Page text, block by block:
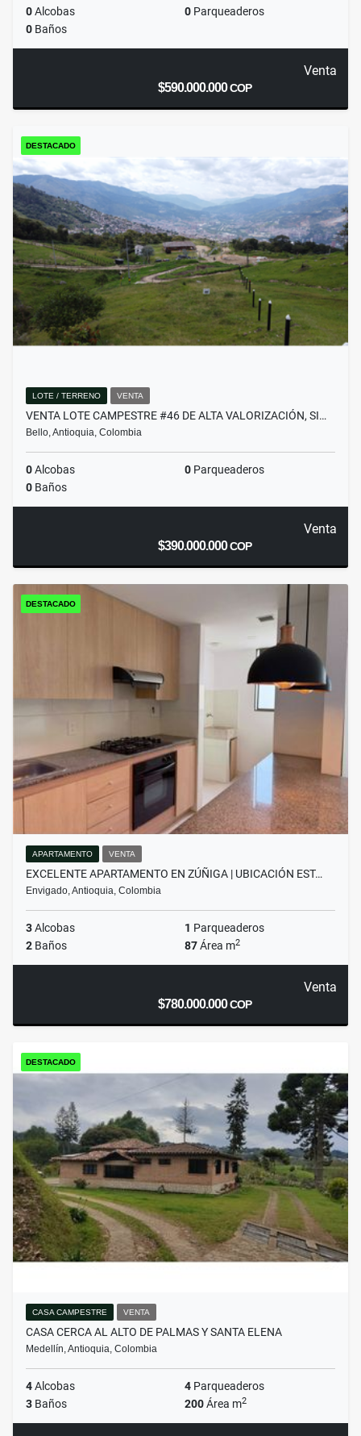
0Alcobas 0 Parqueaderos
0 Baños
Venta
$590.000.000COP
DESTACADO
LOTE / TERRENO VENTA
VENTA LOTE CAMPESTRE #46 DE ALTA VALORIZACIÓN, SI…
Bello, Antioquia, Colombia
0Alcobas 0 Parqueaderos
0 Baños
Venta
$390.000.000COP
DESTACADO
APARTAMENTO VENTA
EXCELENTE APARTAMENTO EN ZÚÑIGA | UBICACIÓN EST…
Envigado, Antioquia, Colombia
3Alcobas 1 Parqueaderos
2 Baños 87Área m2
Venta
$780.000.000COP
DESTACADO
CASA CAMPESTRE VENTA
CASA CERCA AL ALTO DE PALMAS Y SANTA ELENA
Medellín, Antioquia, Colombia
4Alcobas 4 Parqueaderos
3 Baños 200Área m2